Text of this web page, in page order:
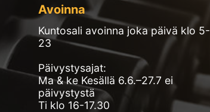
Avoinna
Kuntosali avoinna joka päivä klo 5-
23
Päivystysajat:
Ma & ke Kesällä 6.6.–27.7 ei
päivystystä
Ti klo 16-17.30